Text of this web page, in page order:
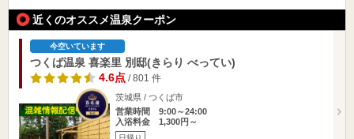
近くのオススメ温泉クーポン
今空いています
つくば温泉 喜楽里 別邸(きらり べってい)
4.6点/ 801 件
茨城県 / つくば市
営業時間 9:00～24:00
入浴料金 1,300円～